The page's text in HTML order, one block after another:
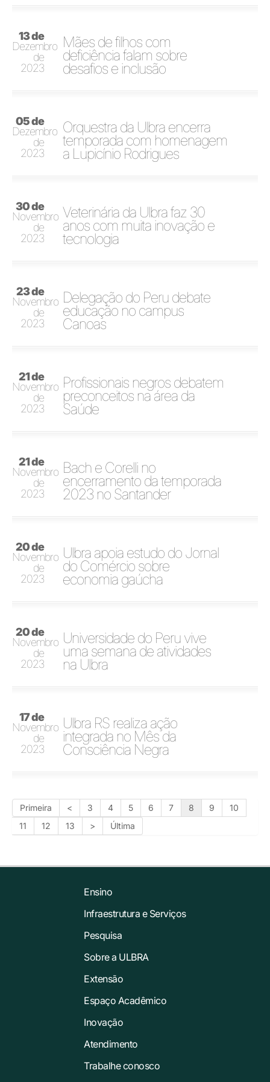
13 de
Dezembro
de
2023
Mães de filhos com
deficiência falam sobre
desafios e inclusão
05 de
Dezembro
de
2023
Orquestra da Ulbra encerra
temporada com homenagem
a Lupicínio Rodrigues
30 de
Novembro
de
2023
Veterinária da Ulbra faz 30
anos com muita inovação e
tecnologia
23 de
Novembro
de
2023
Delegação do Peru debate
educação no campus
Canoas
21 de
Novembro
de
2023
Profissionais negros debatem
preconceitos na área da
Saúde
21 de
Novembro
de
2023
Bach e Corelli no
encerramento da temporada
2023 no Santander
20 de
Novembro
de
2023
Ulbra apoia estudo do Jornal
do Comércio sobre
economia gaúcha
20 de
Novembro
de
2023
Universidade do Peru vive
uma semana de atividades
na Ulbra
17 de
Novembro
de
2023
Ulbra RS realiza ação
integrada no Mês da
Consciência Negra
Primeira < 3 4 5 6 7 8 9
10
11
12 13 > Última
Ensino
Infraestrutura e Serviços
Pesquisa
Sobre a ULBRA
Extensão
Espaço Acadêmico
Inovação
Atendimento
Trabalhe conosco